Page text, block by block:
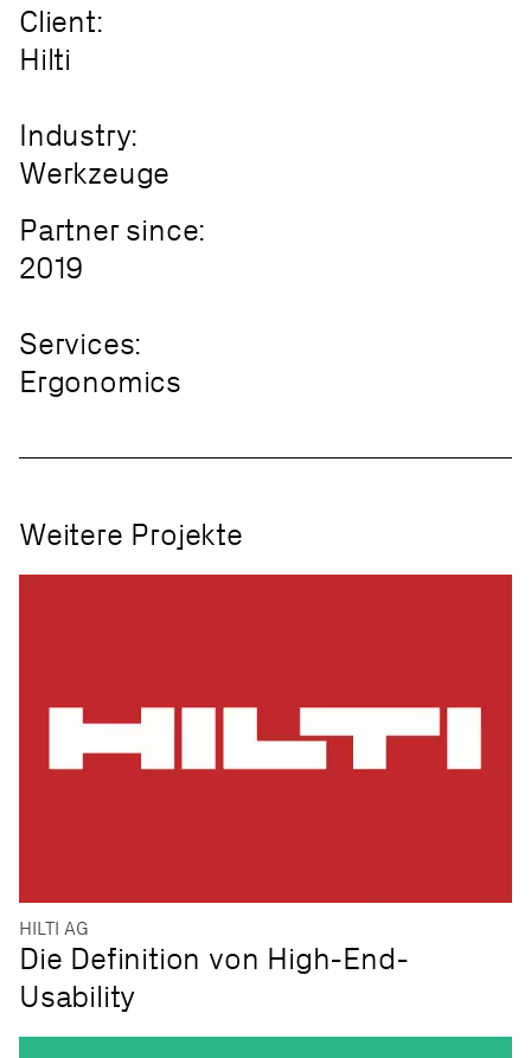
Client:
Hilti
Industry:
Werkzeuge
Partner since:
2019
Services:
Ergonomics
Weitere Projekte
HILTI AG
Die Definition von High-End-
Usability